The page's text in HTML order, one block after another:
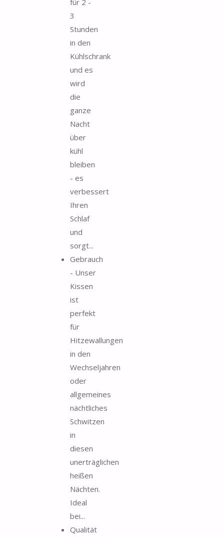
3
Stunden
in den
Kühlschrank
und es
wird
die
ganze
Nacht
über
kühl
bleiben
- es
verbessert
Ihren
Schlaf
und
sorgt...
Gebrauch
- Unser
Kissen
ist
perfekt
für
Hitzewallungen
in den
Wechseljahren
oder
allgemeines
nächtliches
Schwitzen
in
diesen
unerträglichen
heißen
Nächten.
Ideal
bei...
Qualität